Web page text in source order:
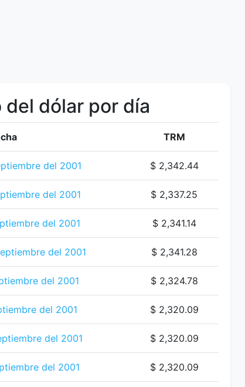
del dólar por día
TRM
del 2001 $ 2,342.44
del 2001 $ 2,337.25
del 2001 $ 2,341.14
del 2001 $ 2,341.28
del 2001 $ 2,324.78
del 2001 $ 2,320.09
del 2001 $ 2,320.09
del 2001 $ 2,320.09